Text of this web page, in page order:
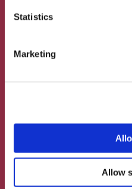
Statistics
Marketing
Allow
Blond in
Wekelijks legt culinair
Simoen een
Klik hier voor